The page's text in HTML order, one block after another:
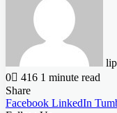
0
416 1 minute read
Share
Facebook LinkedIn